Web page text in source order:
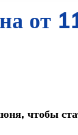
от
чтобы